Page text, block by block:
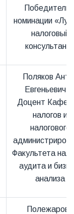
Победитель
номинации
налоговый
Поляков
Евгеньевич
Доцент
налогов и
налогового
Факультета
аудита и
анализа
Полежарова